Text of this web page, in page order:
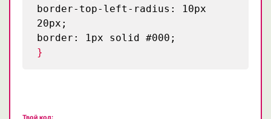
border-top-left-radius: 10px
20px;
border: 1px solid #000;
}